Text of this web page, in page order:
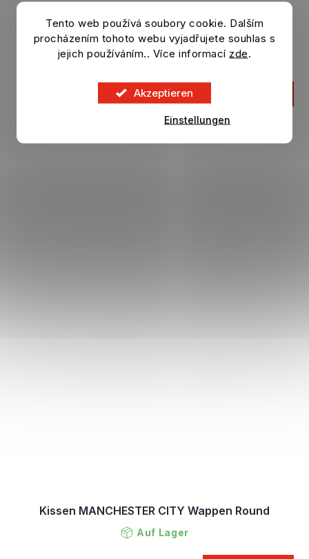
Tento web používá soubory cookie. Dalším
procházením tohoto webu vyjadřujete souhlas s
jejich používáním.. Více informací zde.
Akzeptieren
Einstellungen
Handtuch MANCHESTER CITY Particle
Auf Lager
Kissen MANCHESTER CITY Wappen Round
Auf Lager